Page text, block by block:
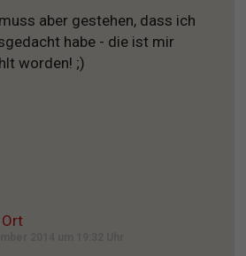
aber gestehen, dass ich
habe - die ist mir
worden! ;)